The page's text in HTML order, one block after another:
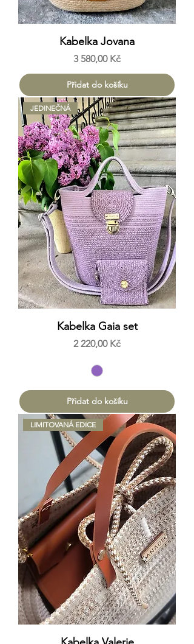
Kabelka Jovana
Cena
3 580,00 Kč
Přidat do košíku
JEDINEČNÁ
Kabelka Gaia set
Cena
2 220,00 Kč
Přidat do košíku
LIMITOVANÁ EDICE